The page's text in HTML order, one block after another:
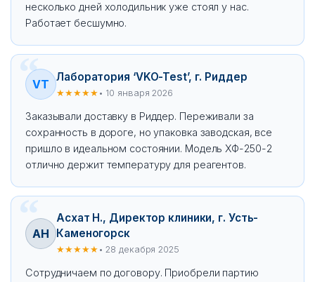
несколько дней холодильник уже стоял у нас.
Работает бесшумно.
VT
Лаборатория ‘VKO-Test’, г. Риддер
★★★★★ • 10 января 2026
Заказывали доставку в Риддер. Переживали за
сохранность в дороге, но упаковка заводская, все
пришло в идеальном состоянии. Модель ХФ-250-2
отлично держит температуру для реагентов.
АН
Асхат Н., Директор клиники, г. Усть-
Каменогорск
★★★★★ • 28 декабря 2025
Сотрудничаем по договору. Приобрели партию